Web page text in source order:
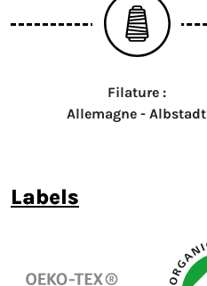
Filature :
Allemagne - Albstadt
labels